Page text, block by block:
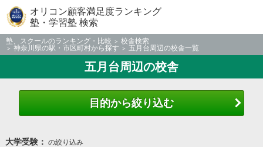
オリコン顧客満足度ランキング
塾・学習塾 検索
塾、スクールのランキング・比較
校舎検索
神奈川県の駅・市区町村から探す
五月台周辺の校舎一覧
五月台周辺の校舎
目的から絞り込む
大学受験： の絞り込み